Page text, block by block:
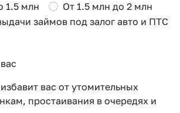
1.5 млн
От 1.5 млн до 2 млн
займов под залог авто и ПТС
вас от утомительных
простаивания в очередях и